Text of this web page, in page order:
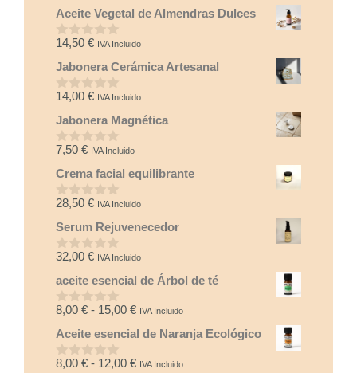
Aceite Vegetal de Almendras Dulces
0
e
5
14,50 € IVA Incluido
Jabonera Cerámica Artesanal
0
e
5
14,00 € IVA Incluido
Jabonera Magnética
0
e
5
7,50 € IVA Incluido
Crema facial equilibrante
0
e
5
28,50 € IVA Incluido
Serum Rejuvenecedor
0
e
5
32,00 € IVA Incluido
aceite esencial de Árbol de té
0
e
5
8,00 € - 15,00 €Rango
de
desde
IVA Incluido
Aceite esencial de Naranja Ecológico
0
8,00 € - 12,00 €Rango
IVA Incluido